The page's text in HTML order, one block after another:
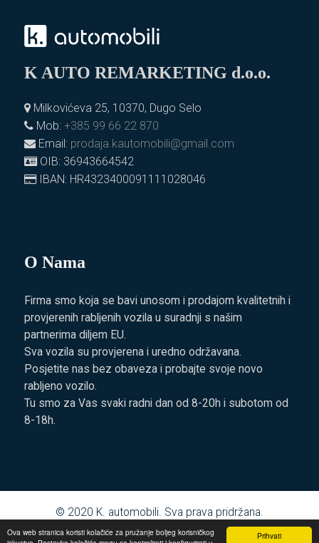
Prihvati
Ova web stranica koristi kolačiće za pružanje boljeg korisničkog
K AUTO REMARKETING d.o.o.
Milkovićeva 25, 10370, Dugo Selo
Mob: +385 99 66 22 870
Email: prodaja.kautomobili@gmail.com
OIB: 36943664542
IBAN: HR4323400091111028046
O Nama
Firma smo koja se bavi unosom i prodajom kvalitetnih i
provjerenih rabljenih vozila u suradnji s našim
partnerima diljem EU.
Sva vozila su provjerena i uredno održavana.
Posjetite nas bez obaveza i probajte svoje novo
rabljeno vozilo.
Tu smo za Vas svaki radni dan od 8-20h i subotom od
8-18h.
© 2020 K. automobili. Sva prava pridržana.